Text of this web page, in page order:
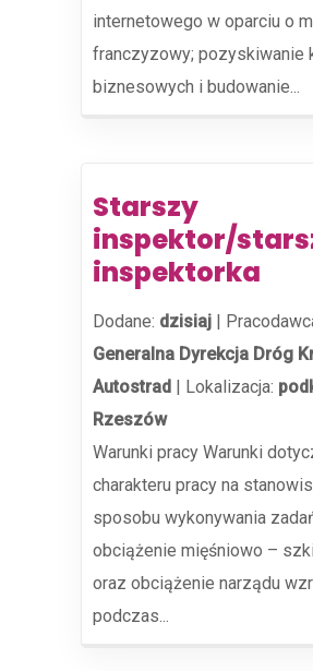
internetowego w oparciu o
franczyzowy; pozyskiwanie
biznesowych i budowanie...
Starszy
inspektor/
inspektorka
Dodane: dzisiaj |
Generalna Dyrekcja Dróg
Autostrad | Lokalizacja:
Rzeszów
Warunki pracy Warunki
charakteru pracy na
sposobu wykonywania
obciążenie mięśniowo –
oraz obciążenie narządu
podczas...